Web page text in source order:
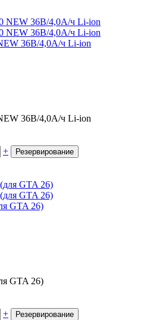
36В/4,0А/ч Li-ion
36В/4,0А/ч Li-ion
+ Резервирование
GTA 26)
GTA 26)
+ Резервирование